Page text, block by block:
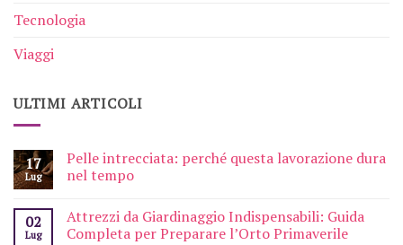
Tecnologia
Viaggi
ULTIMI ARTICOLI
17
Lug
Pelle intrecciata: perché questa lavorazione dura
nel tempo
02
Lug
Attrezzi da Giardinaggio Indispensabili: Guida
Completa per Preparare l’Orto Primaverile